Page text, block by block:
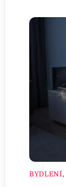
BYDLENÍ,